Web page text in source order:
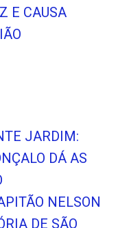
E CAUSA
JARDIM:
DÁ AS
NELSON
DE SÃO